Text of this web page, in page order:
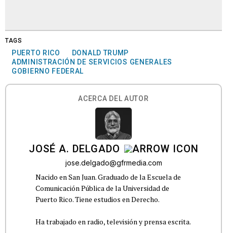
TAGS
PUERTO RICO
DONALD TRUMP
ADMINISTRACIÓN DE SERVICIOS GENERALES
GOBIERNO FEDERAL
ACERCA DEL AUTOR
JOSÉ A. DELGADO
jose.delgado@gfrmedia.com
Nacido en San Juan. Graduado de la Escuela de
Comunicación Pública de la Universidad de
Puerto Rico. Tiene estudios en Derecho.
Ha trabajado en radio, televisión y prensa escrita.